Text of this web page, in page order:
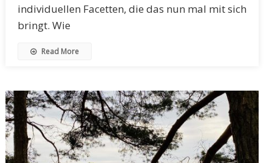
individuellen Facetten, die das nun mal mit sich
bringt. Wie
Read More